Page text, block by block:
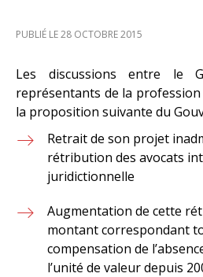
PUBLIÉ LE 28 OCTOBRE 2015
Les discussions entre le
représentants de la profession
la proposition suivante du
Retrait de son projet
rétribution des avocats
juridictionnelle
Augmentation de cette
montant correspondant
compensation de
l’unité de valeur depuis